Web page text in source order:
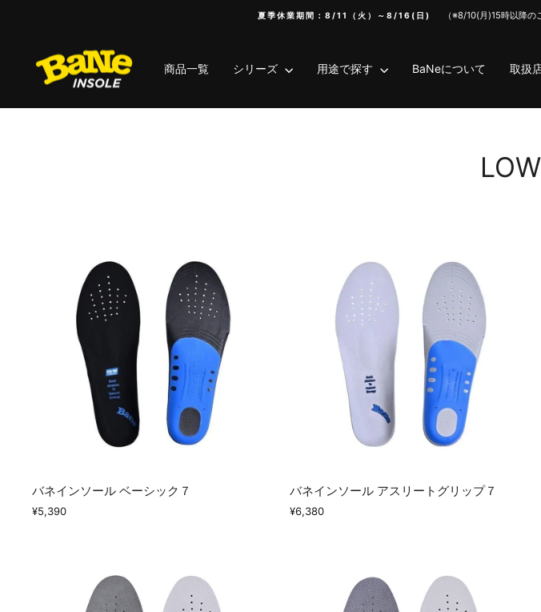
へ
夏季休業期間：8/11（火）～8/16(日) （※8/10(月)15時以降の
商品一覧 シリーズ 用途で探す BaNeについて 取扱
バネインソール ベーシック７
¥5,390
バネインソール アスリートグリップ７
¥6,380